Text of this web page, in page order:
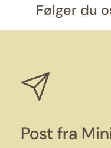
Følger du
Post fra